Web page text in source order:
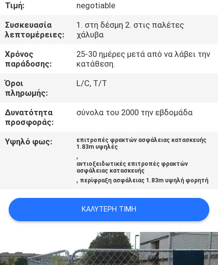
ΕΛΆΤΕ
ΣΕ
ΕΠΑΦΉ
ΜΕ
ΖΗΤΉΣΤΕ
ΈΝΑ
ΑΠΌΣΠΑΣΜΑ
Τιμή:
negotiable
Συσκευασία
λεπτομέρειες:
1. στη δέσμη 2. στις παλέτες
χάλυβα
Χρόνος
παράδοσης:
25-30 ημέρες μετά από να λάβει την
κατάθεση.
Όροι
πληρωμής:
L/C, T/T
Δυνατότητα
προσφοράς:
σύνολα του 2000 την εβδομάδα
Υψηλό φως:
επιτροπές φρακτών ασφάλειας κατασκευής
1.83m υψηλές
,
αντιοξειδωτικές επιτροπές φρακτών
ασφάλειας κατασκευής
, περίφραξη ασφάλειας 1.83m υψηλή φορητή
ΚΑΛΎΤΕΡΗ ΤΙΜΉ